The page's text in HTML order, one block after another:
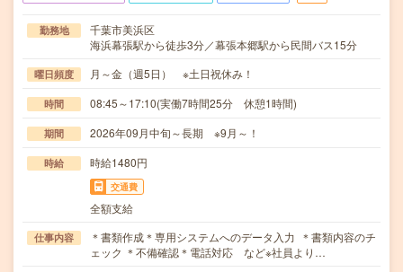
勤務地
千葉市美浜区
海浜幕張駅から徒歩3分／幕張本郷駅から民間バス15分
曜日頻度 月～金（週5日） ※土日祝休み！
時間 08:45～17:10(実働7時間25分 休憩1時間)
期間 2026年09月中旬～長期 ※9月～！
時給 時給1480円
交通費
全額支給
仕事内容
＊書類作成＊専用システムへのデータ入力 ＊書類内容のチ
ェック ＊不備確認＊電話対応 など※社員より…